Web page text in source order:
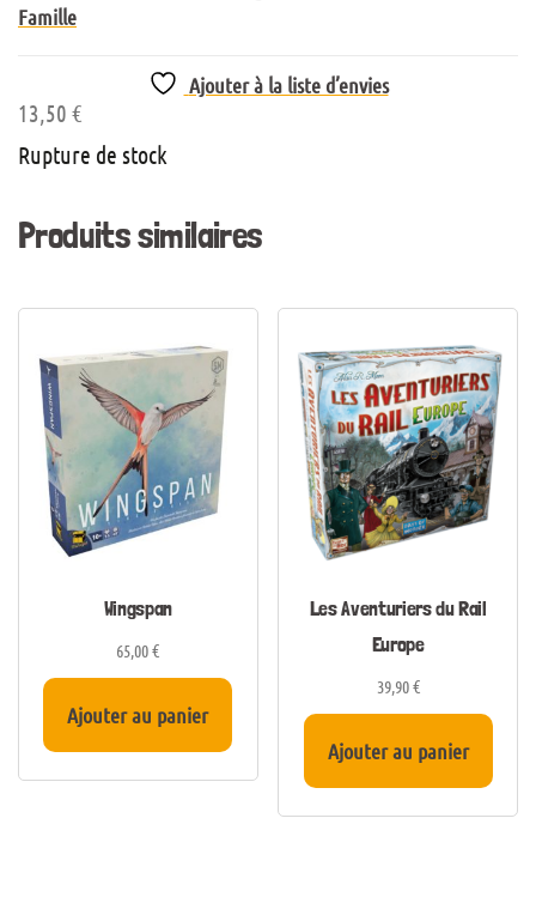
Famille
Ajouter à la liste d’envies
13,50 €
Rupture de stock
Produits similaires
Wingspan
65,00€
Ajouter au panier
Les Aventuriers du Rail
Europe
39,90€
Ajouter au panier